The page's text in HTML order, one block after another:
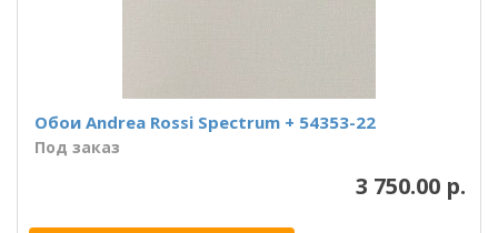
Обои Andrea Rossi Spectrum + 54353-22
Под заказ
3 750.00 р.